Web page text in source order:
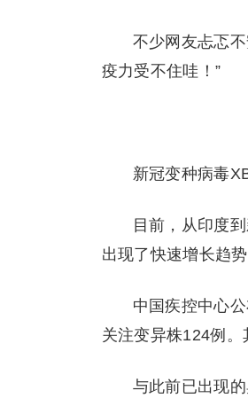
不少网友忐忑
疫力受不住哇！”
新冠变种病毒
目前，从印度
出现了快速增长趋势
中国疾控中心
关注变异株124例
与此前已出现